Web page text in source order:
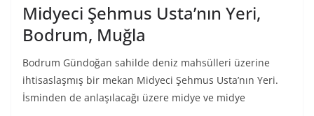
Midyeci Şehmus Usta’nın Yeri,
Bodrum, Muğla
Bodrum Gündoğan sahilde deniz mahsülleri üzerine
ihtisaslaşmış bir mekan Midyeci Şehmus Usta’nın Yeri.
İsminden de anlaşılacağı üzere midye ve midye